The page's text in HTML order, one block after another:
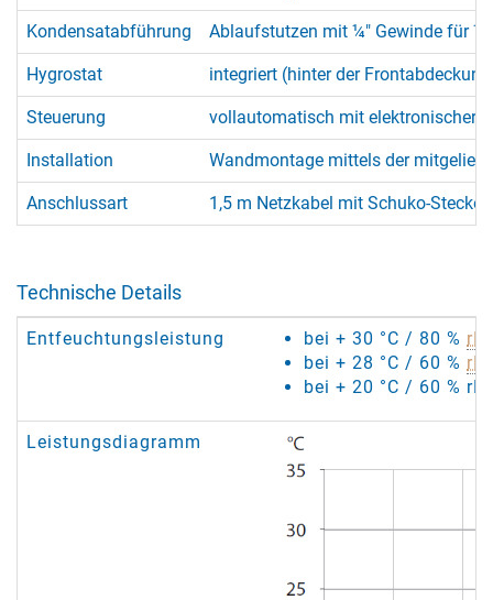
Kondensatabführung Ablaufstutzen mit ¼″ Gewinde für
Hygrostat integriert (hinter der
Steuerung vollautomatisch mit elektronischer
Installation Wandmontage mittels der
Anschlussart 1,5 m Netzkabel mit Schuko-Stecker
Technische Details
Entfeuchtungsleistung bei + 30 °C / 80 % rF
bei + 28 °C / 60 % rF
bei + 20 °C / 60 %
Leistungsdiagramm